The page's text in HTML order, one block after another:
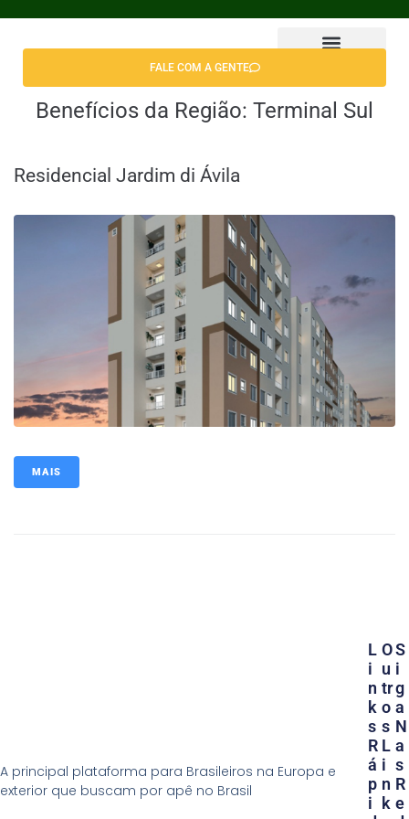
FALE COM A GENTE
Benefícios da Região: Terminal Sul
Residencial Jardim di Ávila
MAIS
A principal plataforma para Brasileiros na Europa e
exterior que buscam por apê no Brasil
O
U
Tr
O
S
L
I
N
K
L
I
N
K
S
R
Á
P
I
S
I
G
A
N
A
S
R
E